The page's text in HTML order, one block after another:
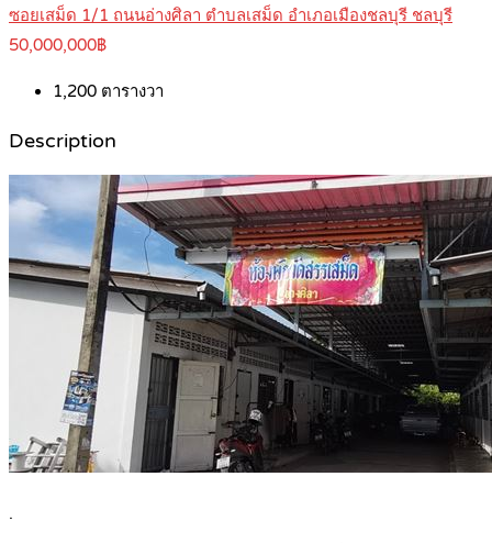
ซอยเสม็ด 1/1 ถนนอ่างศิลา ตำบลเสม็ด อำเภอเมืองชลบุรี ชลบุรี
50,000,000฿
1,200 ตารางวา
Description
.